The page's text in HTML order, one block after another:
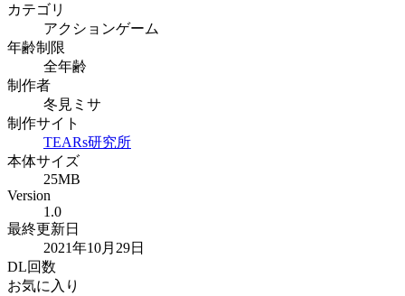
カテゴリ
アクションゲーム
年齢制限
全年齢
制作者
冬見ミサ
制作サイト
TEARs研究所
本体サイズ
25MB
Version
1.0
最終更新日
2021年10月29日
DL回数
お気に入り